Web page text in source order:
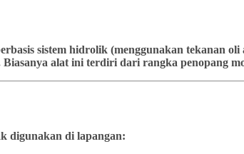
sistem hidrolik (menggunakan tekanan
alat ini terdiri dari rangka penopang
digunakan di lapangan: